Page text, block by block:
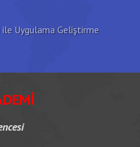
Uygulama Geliştirme